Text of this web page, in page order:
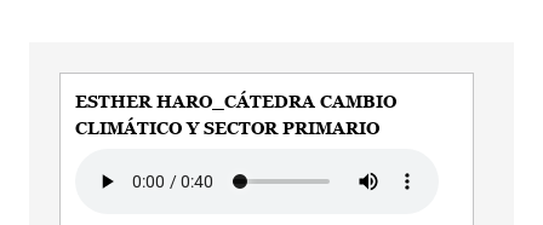
ESTHER HARO_CÁTEDRA CAMBIO
CLIMÁTICO Y SECTOR PRIMARIO